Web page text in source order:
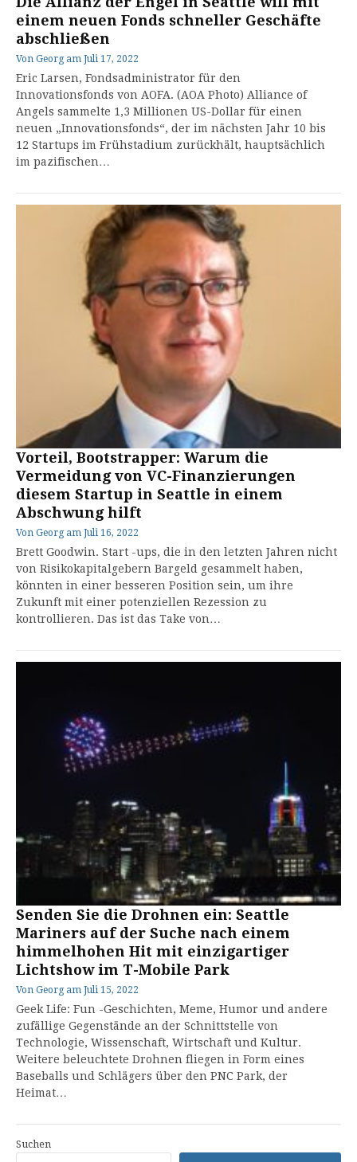
einem neuen Fonds schneller Geschäfte
abschließen
Von Georg am Juli 17, 2022
Eric Larsen, Fondsadministrator für den
Innovationsfonds von AOFA. (AOA Photo) Alliance of
Angels sammelte 1,3 Millionen US-Dollar für einen
neuen „Innovationsfonds“, der im nächsten Jahr 10 bis
12 Startups im Frühstadium zurückhält, hauptsächlich
im pazifischen…
Vorteil, Bootstrapper: Warum die
Vermeidung von VC-Finanzierungen
diesem Startup in Seattle in einem
Abschwung hilft
Von Georg am Juli 16, 2022
Brett Goodwin. Start -ups, die in den letzten Jahren nicht
von Risikokapitalgebern Bargeld gesammelt haben,
könnten in einer besseren Position sein, um ihre
Zukunft mit einer potenziellen Rezession zu
kontrollieren. Das ist das Take von…
Senden Sie die Drohnen ein: Seattle
Mariners auf der Suche nach einem
himmelhohen Hit mit einzigartiger
Lichtshow im T-Mobile Park
Von Georg am Juli 15, 2022
Geek Life: Fun -Geschichten, Meme, Humor und andere
zufällige Gegenstände an der Schnittstelle von
Technologie, Wissenschaft, Wirtschaft und Kultur.
Weitere beleuchtete Drohnen fliegen in Form eines
Baseballs und Schlägers über den PNC Park, der
Heimat…
Suchen